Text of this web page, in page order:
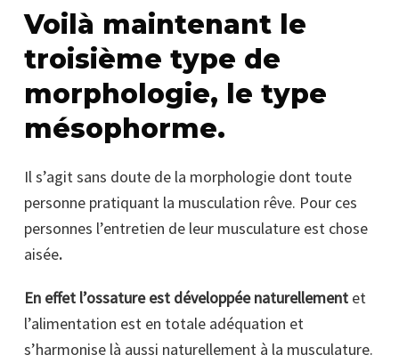
Voilà maintenant le
troisième type de
morphologie, le type
mésophorme.
Il s’agit sans doute de la morphologie dont toute
personne pratiquant la musculation rêve. Pour ces
personnes l’entretien de leur musculature est chose
aisée.
En effet l’ossature est développée naturellement et
l’alimentation est en totale adéquation et
s’harmonise là aussi naturellement à la musculature.